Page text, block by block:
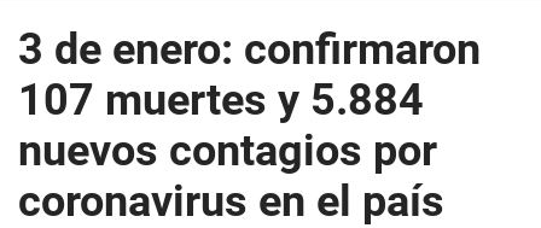
3 de enero: confirmaron
107 muertes y 5.884
nuevos contagios por
coronavirus en el país